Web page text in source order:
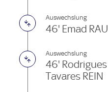
Auswechslung
46' Emad
Auswechslung
46' Rodrigues
Tavares REIN